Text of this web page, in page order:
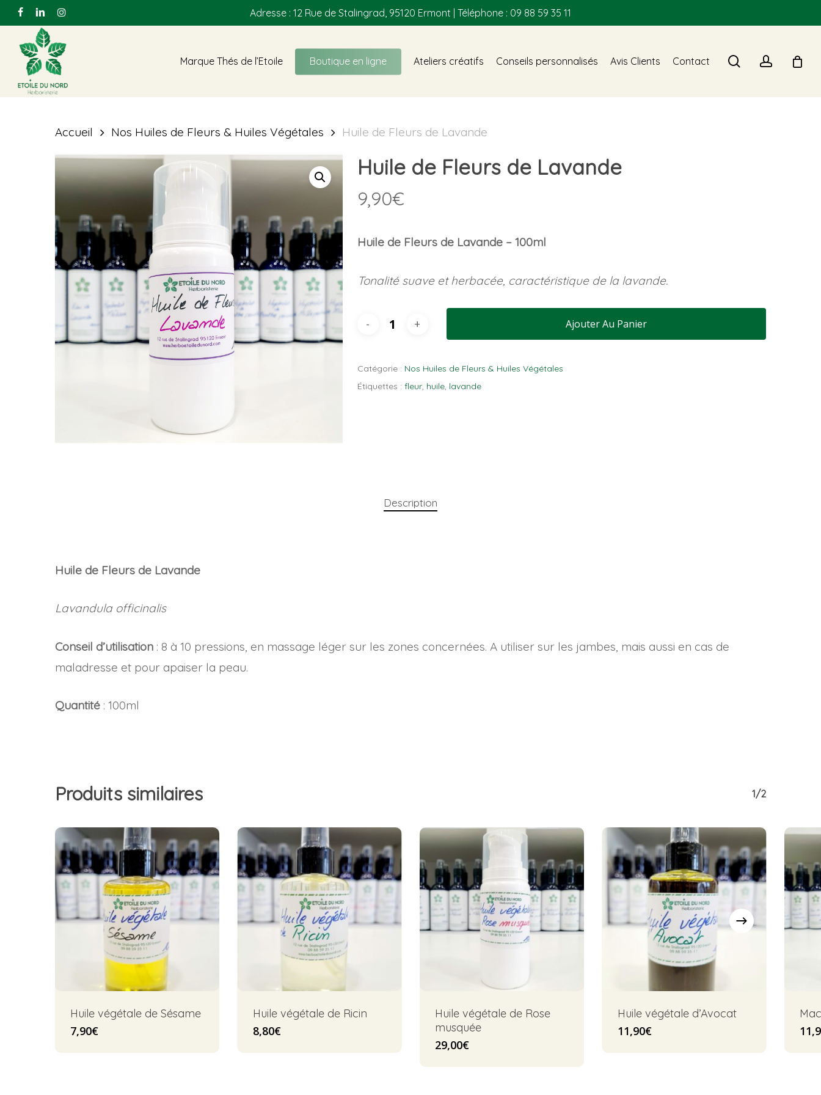
Skip
to
main
content
facebooklinkedininstagram Adresse : 12 Rue de Stalingrad, 95120 Ermont | Téléphone : 09 88 59 35 11
Hit enter to search or ESC to close
Marque Thés de l’Etoile Boutique en ligne Ateliers créatifs Conseils personnalisés Avis Clients Contact searchaccount
Accueil Nos Huiles de Fleurs & Huiles Végétales Huile de Fleurs de Lavande
Huile de Fleurs de Lavande
9,90€
Huile de Fleurs de Lavande – 100ml
Tonalité suave et herbacée, caractéristique de la lavande.
Ajouter Au Panier
Catégorie : Nos Huiles de Fleurs & Huiles Végétales
Étiquettes : fleur, huile, lavande
Description
Huile de Fleurs de Lavande
Lavandula officinalis
Conseil d’utilisation : 8 à 10 pressions, en massage léger sur les zones concernées. A utiliser sur les jambes, mais aussi en cas de
maladresse et pour apaiser la peau.
Quantité : 100ml
Produits similaires 1/2
Huile végétale de Sésame
7,90€
Huile végétale de Ricin
8,80€
Huile végétale de Rose
musquée
29,00€
Huile végétale d’Avocat
11,90€